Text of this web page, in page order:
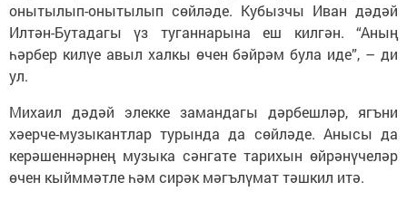
онытылып-онытылып сөйләде. Кубызчы Иван дәдәй
Илтән-Бутадагы үз туганнарына еш килгән. “Аның
һәрбер килүе авыл халкы өчен бәйрәм була иде”, – ди
ул.
Михаил дәдәй элекке замандагы дәрбешләр, ягъни
хәерче-музыкантлар турында да сөйләде. Анысы да
керәшеннәрнең музыка сәнгате тарихын өйрәнүчеләр
өчен кыйммәтле һәм сирәк мәгълүмат тәшкил итә.